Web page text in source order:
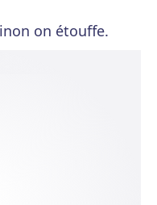
on étouffe.